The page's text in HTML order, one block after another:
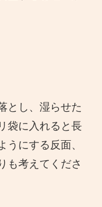
とし、湿らせた
袋に入れると長
うにする反面、
も考えてくださ